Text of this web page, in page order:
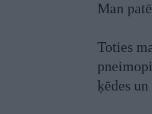
Man
Toties
ķēdes